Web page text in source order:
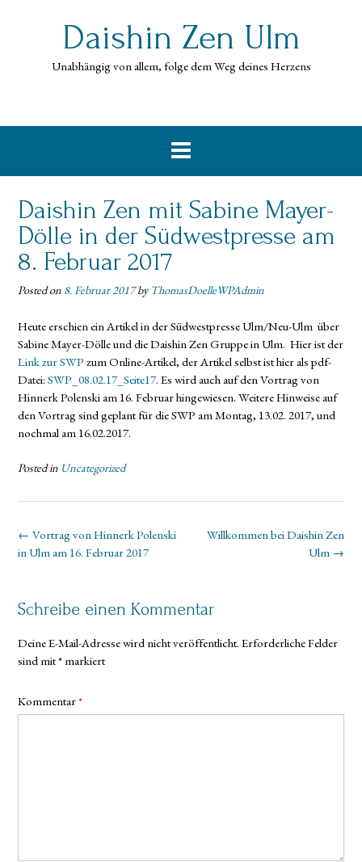
Daishin Zen Ulm
Unabhängig von allem, folge dem Weg deines Herzens
Daishin Zen mit Sabine Mayer-
Dölle in der Südwestpresse am
8. Februar 2017
Posted on 8. Februar 2017byThomasDoelleWPAdmin
Heute erschien ein Artikel in der Südwestpresse Ulm/Neu-Ulm über
Sabine Mayer-Dölle und die Daishin Zen Gruppe in Ulm. Hier ist der
Link zur SWP zum Online-Artikel, der Artikel selbst ist hier als pdf-
Datei: SWP_08.02.17_Seite17. Es wird auch auf den Vortrag von
Hinnerk Polenski am 16. Februar hingewiesen. Weitere Hinweise auf
den Vortrag sind geplant für die SWP am Montag, 13.02. 2017, und
nochmal am 16.02.2017.
Posted in Uncategorized
Post
navigation
Willkommen bei Daishin Zen
Ulm →
← Vortrag von Hinnerk Polenski
in Ulm am 16. Februar 2017
Schreibe einen Kommentar
Deine E-Mail-Adresse wird nicht veröffentlicht. Erforderliche Felder
sind mit* markiert
Kommentar*